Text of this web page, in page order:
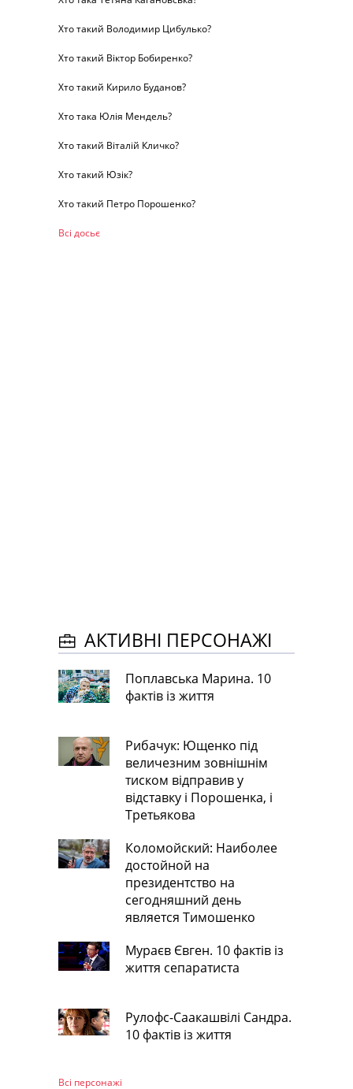
Хто такий Володимир Цибулько?
Хто такий Віктор Бобиренко?
Хто такий Кирило Буданов?
Хто така Юлія Мендель?
Хто такий Віталій Кличко?
Хто такий Юзік?
Хто такий Петро Порошенко?
Всі досьє
АКТИВНІ ПЕРСОНАЖІ
Поплавська Марина. 10
фактів із життя
Рибачук: Ющенко під
величезним зовнішнім
тиском відправив у
відставку і Порошенка, і
Третьякова
Коломойский: Наиболее
достойной на
президентство на
сегодняшний день
является Тимошенко
Мураєв Євген. 10 фактів із
життя сепаратиста
Рулофс-Саакашвілі Сандра.
10 фактів із життя
Всі персонажi